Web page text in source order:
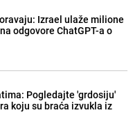
Izrael ulaže milione
odgovore ChatGPT-a o
Pogledajte 'grdosiju'
koju su braća izvukla iz